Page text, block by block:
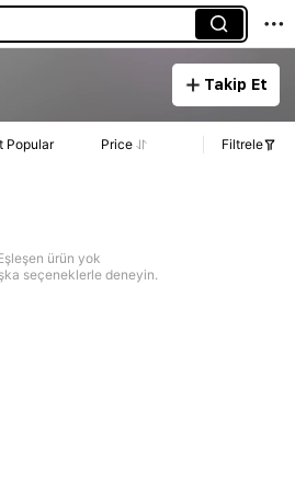
Takip Et
Popular Price Filtrele
ürün yok
seçeneklerle deneyin.